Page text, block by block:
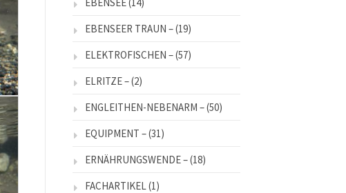
EBENSEER TRAUN –(19)
ELEKTROFISCHEN –(57)
ELRITZE –(2)
ENGLEITHEN-NEBENARM –(50)
EQUIPMENT –(31)
ERNÄHRUNGSWENDE –(18)
FACHARTIKEL(1)